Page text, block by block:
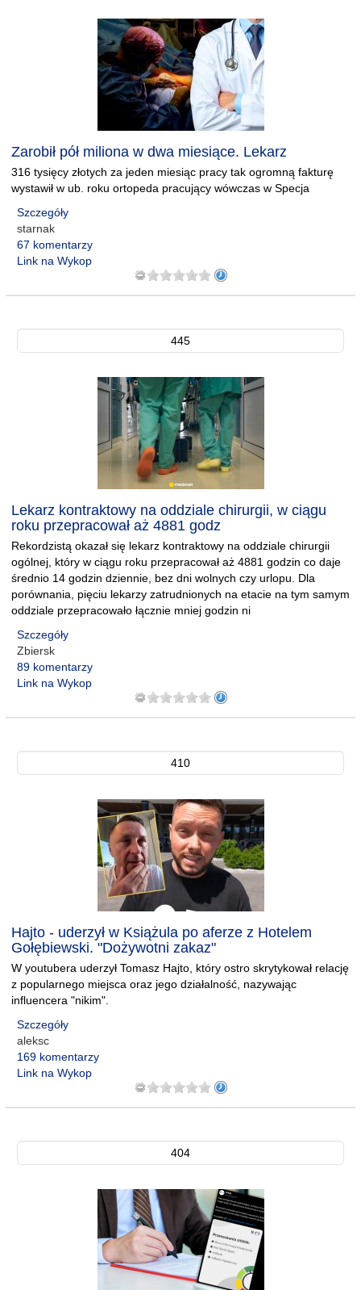
Zarobił pół miliona w dwa miesiące. Lekarz
316 tysięcy złotych za jeden miesiąc pracy tak ogromną fakturę
wystawił w ub. roku ortopeda pracujący wówczas w Specja
Szczegóły
starnak
67 komentarzy
Link na Wykop
445
Lekarz kontraktowy na oddziale chirurgii, w ciągu
roku przepracował aż 4881 godz
Rekordzistą okazał się lekarz kontraktowy na oddziale chirurgii
ogólnej, który w ciągu roku przepracował aż 4881 godzin co daje
średnio 14 godzin dziennie, bez dni wolnych czy urlopu. Dla
porównania, pięciu lekarzy zatrudnionych na etacie na tym samym
oddziale przepracowało łącznie mniej godzin ni
Szczegóły
Zbiersk
89 komentarzy
Link na Wykop
410
Hajto - uderzył w Książula po aferze z Hotelem
Gołębiewski. "Dożywotni zakaz"
W youtubera uderzył Tomasz Hajto, który ostro skrytykował relację
z popularnego miejsca oraz jego działalność, nazywając
influencera "nikim".
Szczegóły
aleksc
169 komentarzy
Link na Wykop
404